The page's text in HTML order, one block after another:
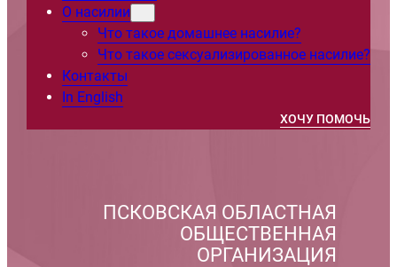
О насилии
Что такое домашнее насилие?
Что такое сексуализированное насилие?
Контакты
In English
ХОЧУ ПОМОЧЬ
ПСКОВСКАЯ ОБЛАСТНАЯ
ОБЩЕСТВЕННАЯ
ОРГАНИЗАЦИЯ